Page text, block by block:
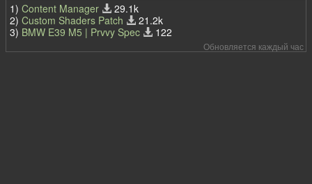
1) Content Manager
29.1k
2) Custom Shaders Patch
21.2k
3) BMW E39 M5 | Prvvy Spec 122
Обновляется каждый час